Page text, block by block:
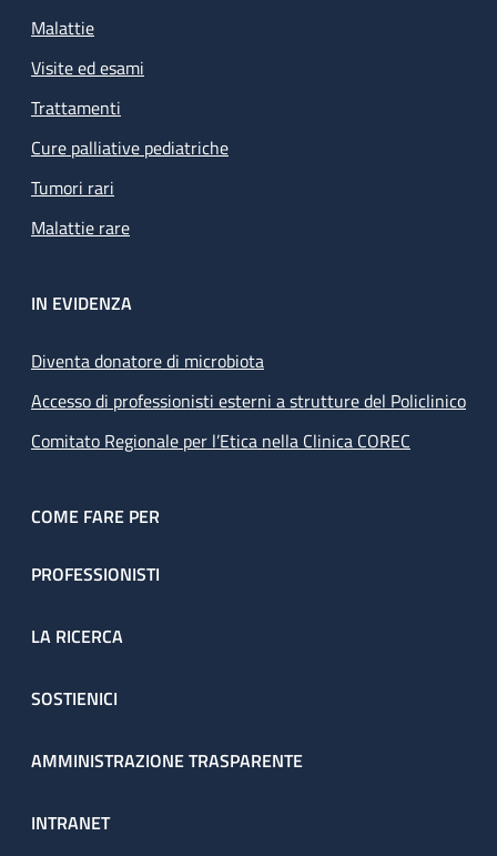
Malattie
Visite ed esami
Trattamenti
Cure palliative pediatriche
Tumori rari
Malattie rare
IN EVIDENZA
Diventa donatore di microbiota
Accesso di professionisti esterni a strutture del Policlinico
Comitato Regionale per l’Etica nella Clinica COREC
COME FARE PER
PROFESSIONISTI
LA RICERCA
SOSTIENICI
AMMINISTRAZIONE TRASPARENTE
INTRANET